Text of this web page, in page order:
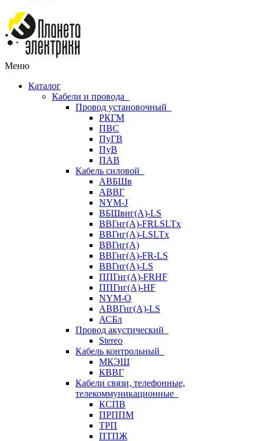
Меню
Каталог
Кабели и провода
Провод установочный
РКГМ
ПВС
ПуГВ
ПуВ
ПАВ
Кабель силовой
АВБШв
АВВГ
NYM-J
ВБШвнг(А)-LS
ВВГнг(A)-FRLSLTx
ВВГнг(A)-LSLTx
ВВГнг(А)
ВВГнг(А)-FR-LS
ВВГнг(А)-LS
ППГнг(А)-FRHF
ППГнг(А)-HF
NYM-O
АВВГнг(А)-LS
АСБл
Провод акустический
Stereo
Кабель контрольный
МКЭШ
КВВГ
Кабели связи, телефонные,
телекоммуникационные
КСПВ
ПРППМ
ТРП
ПТПЖ